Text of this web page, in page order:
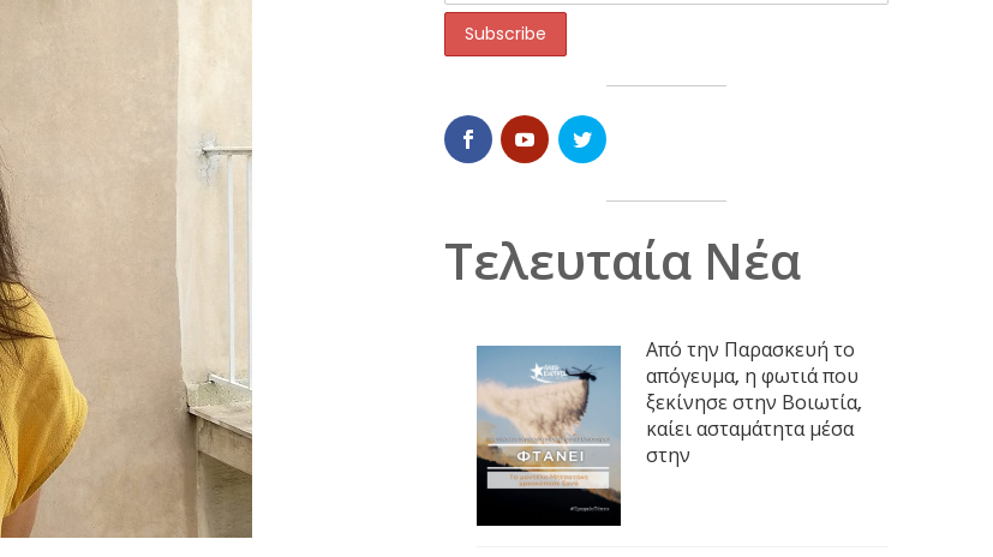
Τελευταία Νέα
Από την Παρασκευή το
απόγευμα, η φωτιά που
ξεκίνησε στην Βοιωτία,
καίει ασταμάτητα μέσα
στην